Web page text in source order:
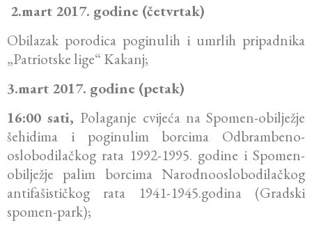
2.mart 2017. godine (četvrtak)
Obilazak porodica poginulih i umrlih pripadnika
„Patriotske lige“ Kakanj;
3.mart 2017. godine (petak)
16:00 sati, Polaganje cvijeća na Spomen-obilježje
šehidima i poginulim borcima Odbrambeno-
oslobodilačkog rata 1992-1995. godine i Spomen-
obilježje palim borcima Narodnooslobodilačkog
antifašističkog rata 1941-1945.godina (Gradski
spomen-park);